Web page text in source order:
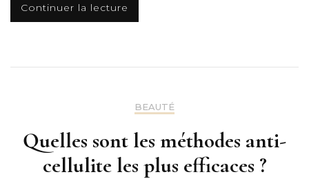
Continuer la lecture
BEAUTÉ
Quelles sont les méthodes anti-
cellulite les plus efficaces ?